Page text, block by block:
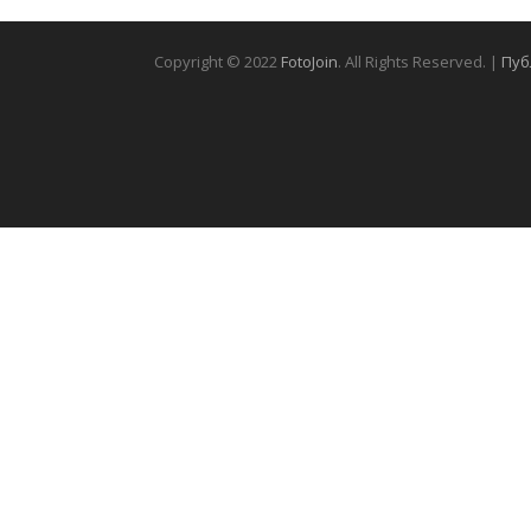
Copyright © 2022 FotoJoin. All Rights Reserved. |